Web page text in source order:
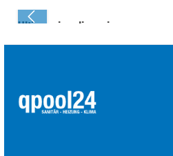
Ultima visualizzazione: